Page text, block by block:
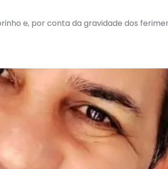
e, por conta da gravidade dos